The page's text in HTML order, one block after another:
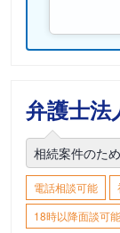
弁護士法
相続案件のた
電話相談可能
18時以降面談可能